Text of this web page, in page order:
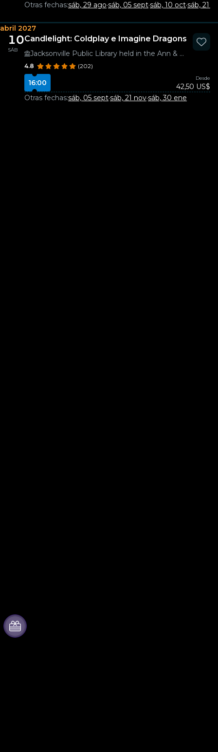
Otras fechas:sáb, 29 ago·sáb, 05 sept·sáb, 10 oct·sáb, 21
abril 2027
10
SÁB
Candlelight: Coldplay e Imagine Dragons
Jacksonville Public Library held in the Ann & David Hicks Auditorium
4.8 (202)
16:00
Desde
42,50 US$
Otras fechas:sáb, 05 sept·sáb, 21 nov·sáb, 30 ene